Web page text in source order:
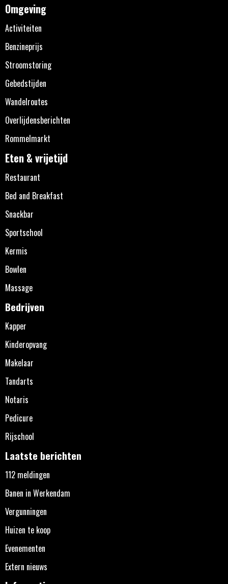
Omgeving
Activiteiten
Benzineprijs
Stroomstoring
Gebedstijden
Wandelroutes
Overlijdensberichten
Rommelmarkt
Eten & vrijetijd
Restaurant
Bed and Breakfast
Snackbar
Sportschool
Kermis
Bowlen
Massage
Bedrijven
Kapper
Kinderopvang
Makelaar
Tandarts
Notaris
Pedicure
Rijschool
Laatste berichten
112 meldingen
Banen in Werkendam
Vergunningen
Huizen te koop
Evenementen
Extern nieuws